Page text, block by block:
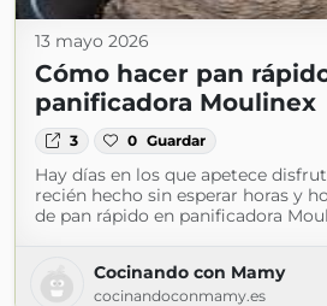
13 mayo 2026
Cómo hacer pan
panificadora Moulinex
3 0 Guardar
Hay días en los que apetece
recién hecho sin esperar horas y
de pan rápido en panificadora
Cocinando con Mamy
cocinandoconmamy.es